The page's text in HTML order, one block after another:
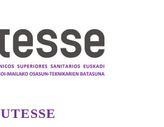
UTESSE